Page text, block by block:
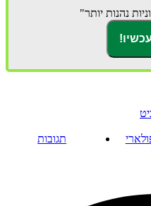
נהנות יותר"
תגובות